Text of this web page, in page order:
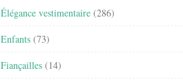
Élégance vestimentaire (286)
Enfants (73)
Fiançailles (14)